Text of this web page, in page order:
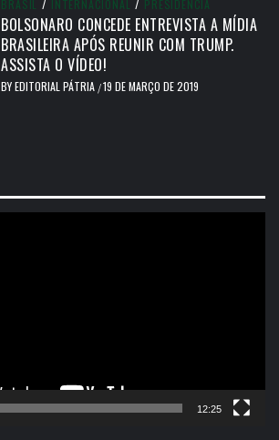
BRASIL / INTERNACIONAL / PRESIDÊNCIA
BOLSONARO CONCEDE ENTREVISTA A MÍDIA
BRASILEIRA APÓS REUNIR COM TRUMP.
ASSISTA O VÍDEO!
BYEDITORIAL PÁTRIA /19 DE MARÇO DE 2019
12:25